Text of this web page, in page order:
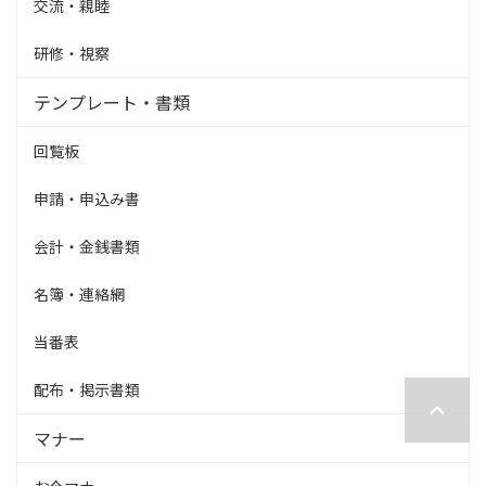
交流・親睦
研修・視察
テンプレート・書類
回覧板
申請・申込み書
会計・金銭書類
名簿・連絡網
当番表
配布・掲示書類
マナー